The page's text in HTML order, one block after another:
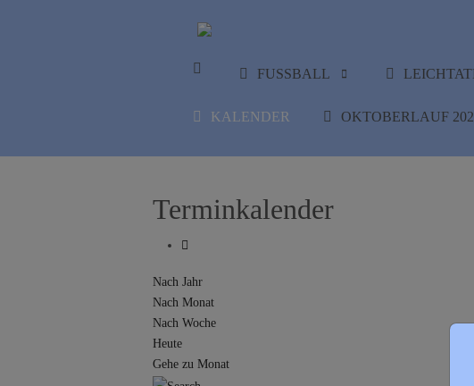
FUSSBALL
KALENDER OKTOBERLAUF
Terminkalender
Nach Jahr
Nach Monat
Nach Woche
Heute
Gehe zu Monat